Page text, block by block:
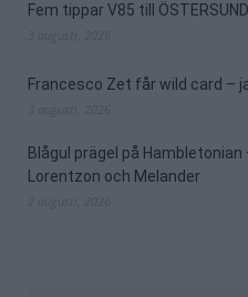
Fem tippar V85 till
Francesco Zet får wild card –
Blågul prägel på
Lorentzon och Melander